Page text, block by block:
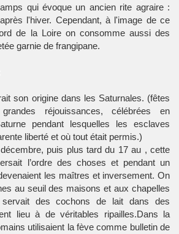
qui évoque un ancien rite agraire :
l'hiver. Cependant, à l'image de ce
de la Loire on consomme aussi des
garnie de frangipane.
son origine dans les Saturnales. (fêtes
réjouissances, célébrées en
pendant lesquelles les esclaves
liberté et où tout était permis.)
puis plus tard du 17 au , cette
l’ordre des choses et pendant un
les maîtres et inversement. On
au seuil des maisons et aux chapelles
des cochons de lait dans des
lieu à de véritables ripailles.Dans la
utilisaient la fève comme bulletin de